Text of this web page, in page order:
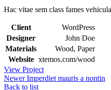
Hac vitae sem class fames
Client
WordPress
Designer
John Doe
Materials
Wood, Paper
Website xtemos.com/wood
View Project
Newer Imperdiet mauris a nontin
Back to list